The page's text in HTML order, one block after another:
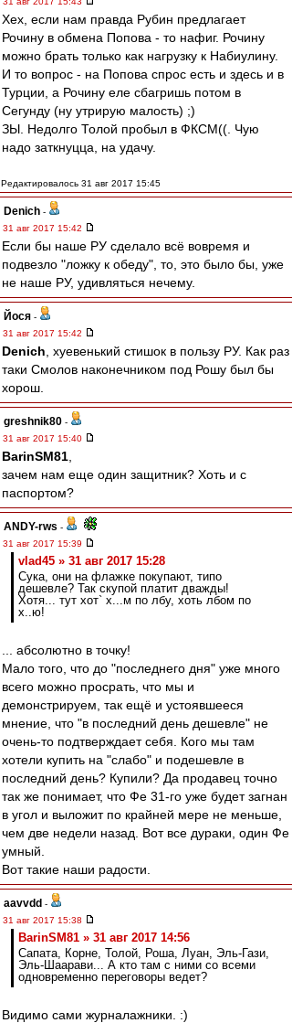
Хех, если нам правда Рубин предлагает
Рочину в обмена Попова - то нафиг. Рочину
можно брать только как нагрузку к Набиулину.
И то вопрос - на Попова спрос есть и здесь и в
Турции, а Рочину еле сбагришь потом в
Сегунду (ну утрирую малость) ;)
ЗЫ. Недолго Толой пробыл в ФКСМ((. Чую
надо заткнуцца, на удачу.
Редактировалось 31 авг 2017 15:45
Denich -
31 авг 2017 15:42
Если бы наше РУ сделало всё вовремя и
подвезло "ложку к обеду", то, это было бы, уже
не наше РУ, удивляться нечему.
Йося -
31 авг 2017 15:42
Denich , хуевенький стишок в пользу РУ. Как раз
таки Смолов наконечником под Рошу был бы
хорош.
greshnik80 -
31 авг 2017 15:40
BarinSM81
зачем нам еще один защитник? Хоть и с
паспортом?
ANDY-rws -
31 авг 2017 15:39
vlad45 » 31 авг 2017 15:28
Сука, они на флажке покупают, типо
дешевле? Так скупой платит дважды!
Хотя... тут хот` х...м по лбу, хоть лбом по
х..ю!
... абсолютно в точку!
Мало того, что до "последнего дня" уже много
всего можно просрать, что мы и
демонстрируем, так ещё и устоявшееся
мнение, что "в последний день дешевле" не
очень-то подтверждает себя. Кого мы там
хотели купить на "слабо" и подешевле в
последний день? Купили? Да продавец точно
так же понимает, что Фе 31-го уже будет загнан
в угол и выложит по крайней мере не меньше,
чем две недели назад. Вот все дураки, один Фе
умный.
Вот такие наши радости.
aavvdd -
31 авг 2017 15:38
BarinSM81 » 31 авг 2017 14:56
Сапата, Корне, Толой, Роша, Луан, Эль-Гази,
Эль-Шаарави... А кто там с ними со всеми
одновременно переговоры ведет?
Видимо сами журналажники. :)